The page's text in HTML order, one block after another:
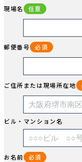
現場名 任意
郵便番号 必須
ご住所または現場所在地
ビル・マンション名
お名前 必須